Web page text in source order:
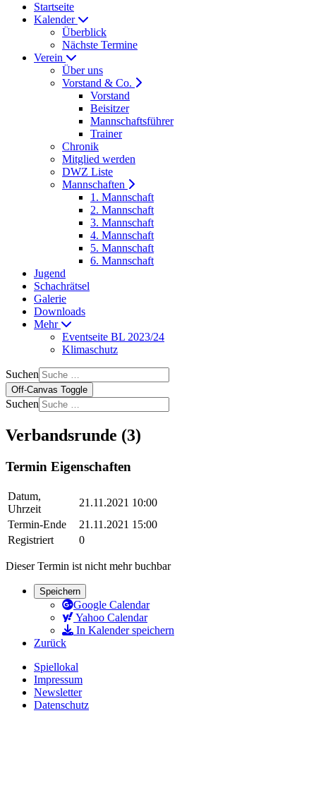
Startseite
Kalender
Überblick
Nächste Termine
Verein
Über uns
Vorstand & Co.
Vorstand
Beisitzer
Mannschaftsführer
Trainer
Chronik
Mitglied werden
DWZ Liste
Mannschaften
1. Mannschaft
2. Mannschaft
3. Mannschaft
4. Mannschaft
5. Mannschaft
6. Mannschaft
Jugend
Schachrätsel
Galerie
Downloads
Mehr
Eventseite BL 2023/24
Klimaschutz
Suchen
Off-Canvas Toggle
Suchen
Verbandsrunde (3)
Termin Eigenschaften
Datum,
Uhrzeit
21.11.2021 10:00
Termin-Ende
21.11.2021 15:00
Registriert
0
Dieser Termin ist nicht mehr buchbar
Speichern
Google Calendar
Yahoo Calendar
In Kalender speichern
Zurück
Spiellokal
Impressum
Newsletter
Datenschutz